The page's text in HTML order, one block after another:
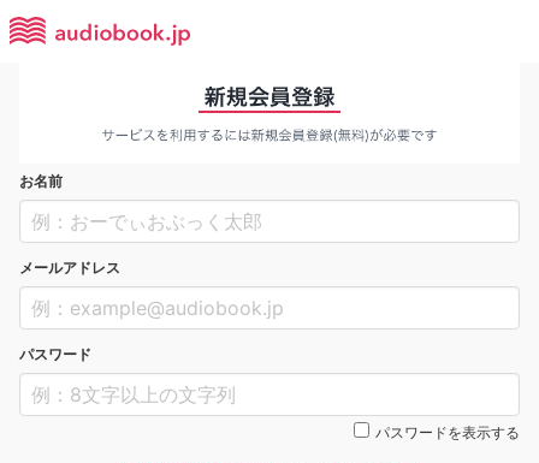
お名前
メールアドレス
パスワード
パスワードを表示する